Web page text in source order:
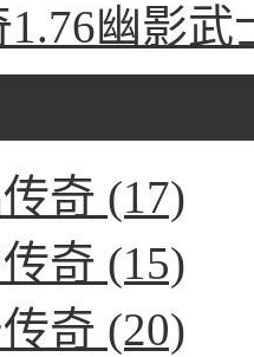
幽影
奇 (17)
奇 (15)
奇 (20)